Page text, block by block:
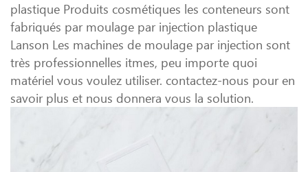
plastique Produits cosmétiques les conteneurs sont
fabriqués par moulage par injection plastique
Lanson Les machines de moulage par injection sont
très professionnelles itmes, peu importe quoi
matériel vous voulez utiliser. contactez-nous pour en
savoir plus et nous donnera vous la solution.